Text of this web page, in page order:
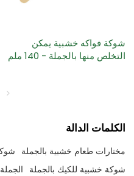
شوكة فواكه خشبية يمكن
التخلص منها بالجملة - 140 ملم
الكلمات الدالة
مختارات طعام خشبية بالجملة
شوكة خشبية للكيك بالجملة